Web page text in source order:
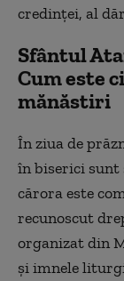
credinței, al
Sfântul
Cum este
mănăstiri
În ziua de
în biserici sunt
cărora este
recunoscut
organizat din
și imnele